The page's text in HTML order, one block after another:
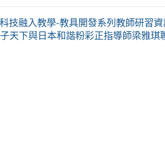
技融入教學-教具開發系列教師研習
天下與日本和諧粉彩正指導師梁雅琪